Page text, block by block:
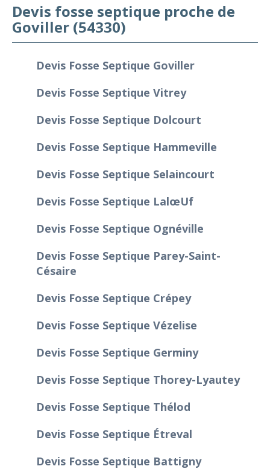
Devis fosse septique proche de
Goviller (54330)
Devis Fosse Septique Goviller
Devis Fosse Septique Vitrey
Devis Fosse Septique Dolcourt
Devis Fosse Septique Hammeville
Devis Fosse Septique Selaincourt
Devis Fosse Septique Lalœuf
Devis Fosse Septique Ognéville
Devis Fosse Septique Parey-Saint-
Césaire
Devis Fosse Septique Crépey
Devis Fosse Septique Vézelise
Devis Fosse Septique Germiny
Devis Fosse Septique Thorey-Lyautey
Devis Fosse Septique Thélod
Devis Fosse Septique Étreval
Devis Fosse Septique Battigny